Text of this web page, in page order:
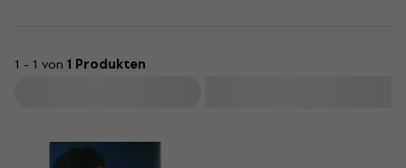
1 - 1 von 1 Produkten